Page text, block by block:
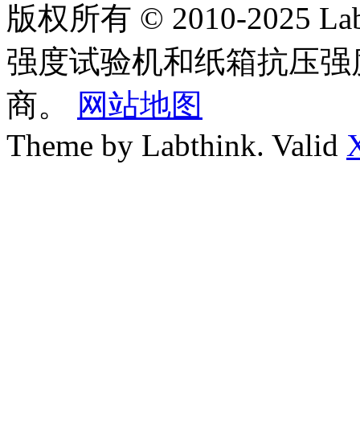
版权所有 © 2010-2025
强度试验机和纸箱抗压
商。
网站地图
Theme by Labthink. Valid